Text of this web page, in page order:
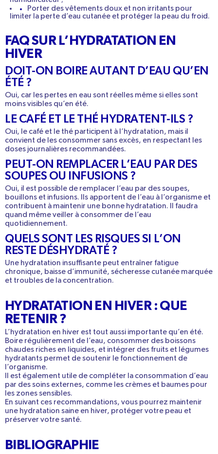
Porter desvêtements doux et non irritants pour
limiter la perte d’eau cutanée et protéger la peau du froid.
FAQ SUR L’HYDRATATION EN
HIVER
DOIT-ON BOIRE AUTANT D’EAU QU’EN
ÉTÉ ?
Oui, car les pertes en eau sont réelles même si elles sont
moins visibles qu’en été.
LE CAFÉ ET LE THÉ HYDRATENT-ILS ?
Oui, le café et le thé participent à l’hydratation, mais il
convient de les consommer sans excès, en respectant les
doses journalières recommandées.
PEUT-ON REMPLACER L’EAU PAR DES
SOUPES OU INFUSIONS ?
Oui, il est possible de remplacer l’eau par des soupes,
bouillons et infusions. Ils apportent de l’eau à l’organisme et
contribuent à maintenir une bonne hydratation. Il faudra
quand même veiller à consommer de l’eau
quotidiennement.
QUELS SONT LES RISQUES SI L’ON
RESTE DÉSHYDRATÉ ?
Une hydratation insuffisante peut entraîner fatigue
chronique, baisse d’immunité, sécheresse cutanée marquée
et troubles de la concentration.
HYDRATATION EN HIVER : QUE
RETENIR ?
L’hydratation en hiver est tout aussi importante qu’en été.
Boire régulièrement de l’eau, consommer des boissons
chaudes riches en liquides, et intégrer des fruits et légumes
hydratants permet de soutenir le fonctionnement de
l’organisme.
Il est également utile de compléter la consommation d’eau
par dessoins externes, comme les crèmes et baumes pour
les zones sensibles.
En suivant ces recommandations, vous pourrez maintenir
une hydratation saine en hiver, protéger votre peau et
préserver votre santé.
BIBLIOGRAPHIE